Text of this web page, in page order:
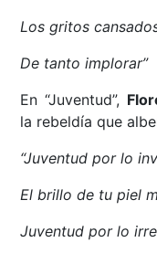
Los gritos
De tanto implorar”
En “Juventud”,
la rebeldía que
“Juventud por lo
El brillo de tu piel
Juventud por lo